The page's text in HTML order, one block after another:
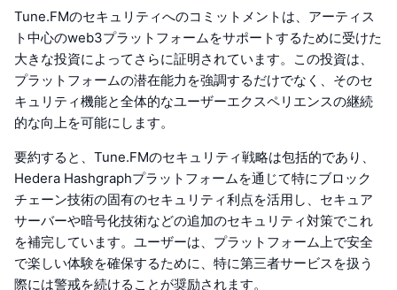
Tune.FMのセキュリティへのコミットメントは、アーティス
ト中心のweb3プラットフォームをサポートするために受けた
大きな投資によってさらに証明されています。この投資は、
プラットフォームの潜在能力を強調するだけでなく、そのセ
キュリティ機能と全体的なユーザーエクスペリエンスの継続
的な向上を可能にします。
要約すると、Tune.FMのセキュリティ戦略は包括的であり、
Hedera Hashgraphプラットフォームを通じて特にブロック
チェーン技術の固有のセキュリティ利点を活用し、セキュア
サーバーや暗号化技術などの追加のセキュリティ対策でこれ
を補完しています。ユーザーは、プラットフォーム上で安全
で楽しい体験を確保するために、特に第三者サービスを扱う
際には警戒を続けることが奨励されます。